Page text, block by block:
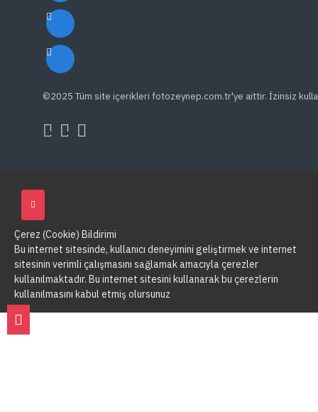
©2025 Tüm site içerikleri fotozeynep.com.tr'ye aittir. İzinsiz
Çerez (Cookie) Bildirimi
Bu internet sitesinde, kullanıcı deneyimini geliştirmek ve internet
sitesinin verimli çalışmasını sağlamak amacıyla çerezler
kullanılmaktadır. Bu internet sitesini kullanarak bu çerezlerin
kullanılmasını kabul etmiş olursunuz